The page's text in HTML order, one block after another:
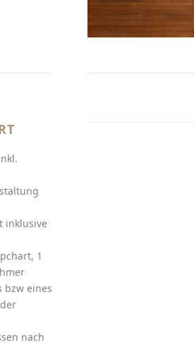
inklusive
1
bzw eines
nach